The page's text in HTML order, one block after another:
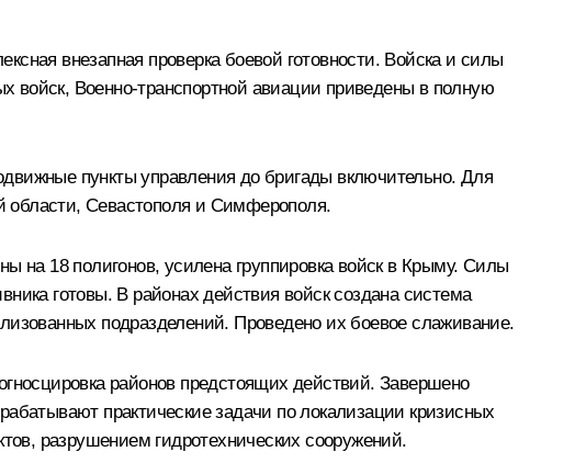
внезапная проверка боевой готовности. Войска и силы
войск, Военно-транспортной авиации приведены в полную
пункты управления до бригады включительно. Для
области, Севастополя и Симферополя.
на 18 полигонов, усилена группировка войск в Крыму. Силы
готовы. В районах действия войск создана система
подразделений. Проведено их боевое слаживание.
районов предстоящих действий. Завершено
практические задачи по локализации кризисных
разрушением гидротехнических сооружений.